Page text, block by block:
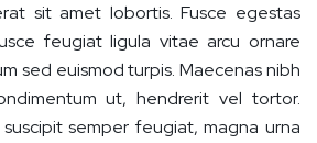
sit amet lobortis. Fusce egestas
feugiat ligula vitae arcu ornare
sed euismod turpis. Maecenas nibh
ut, hendrerit vel tortor.
semper feugiat, magna urna